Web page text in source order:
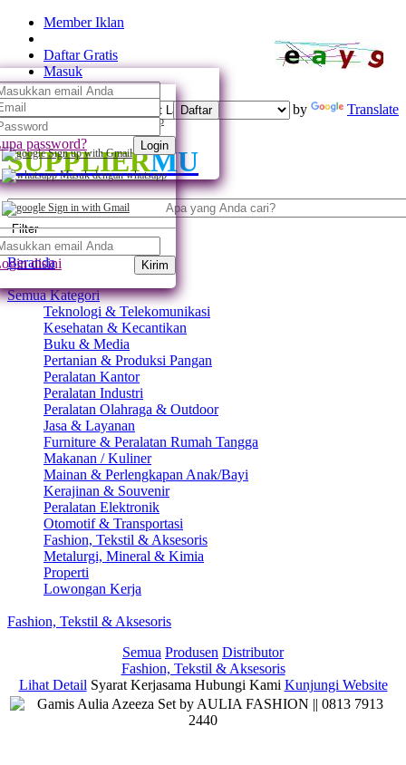
Member Iklan
Daftar Gratis
Daftar
Daftar dengan whatsapp
Sign up with Gmail
Masuk
password? Login
Masuk dengan whatsapp
Sign in with Gmail
disini Kirim
Powered by Translate
SUPPLIERMU
Filter
Beranda
Semua Kategori
Teknologi & Telekomunikasi
Kesehatan & Kecantikan
Buku & Media
Pertanian & Produksi Pangan
Peralatan Kantor
Peralatan Industri
Peralatan Olahraga & Outdoor
Jasa & Layanan
Furniture & Peralatan Rumah Tangga
Makanan / Kuliner
Mainan & Perlengkapan Anak/Bayi
Kerajinan & Souvenir
Peralatan Elektronik
Otomotif & Transportasi
Fashion, Tekstil & Aksesoris
Metalurgi, Mineral & Kimia
Properti
Lowongan Kerja
Fashion, Tekstil & Aksesoris
Semua Produsen Distributor
Fashion, Tekstil & Aksesoris
Lihat Detail Syarat Kerjasama Hubungi Kami Kunjungi Website